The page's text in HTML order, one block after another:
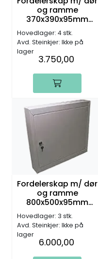
og ramme
370x390x95mm
(5+5)
Hovedlager: 4 stk.
Avd. Steinkjer: Ikke på
lager
3.750,00
Fordelerskap m/ dør
og ramme
800x500x95mm
(12+12)
Hovedlager: 3 stk.
Avd. Steinkjer: Ikke på
lager
6.000,00